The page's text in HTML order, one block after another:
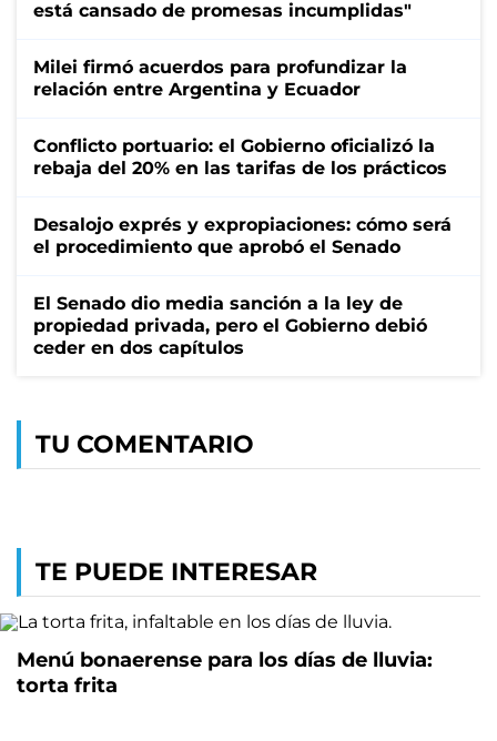
está cansado de promesas incumplidas"
Milei firmó acuerdos para profundizar la
relación entre Argentina y Ecuador
Conflicto portuario: el Gobierno oficializó la
rebaja del 20% en las tarifas de los prácticos
Desalojo exprés y expropiaciones: cómo será
el procedimiento que aprobó el Senado
El Senado dio media sanción a la ley de
propiedad privada, pero el Gobierno debió
ceder en dos capítulos
TU COMENTARIO
TE PUEDE INTERESAR
Menú bonaerense para los días de lluvia:
torta frita